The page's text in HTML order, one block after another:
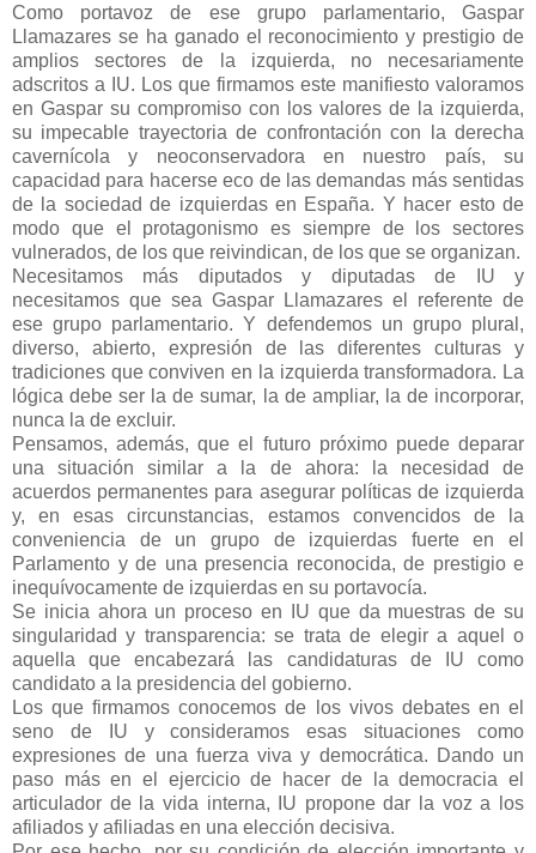
Como portavoz de ese grupo parlamentario, Gaspar
Llamazares se ha ganado el reconocimiento y prestigio de
amplios sectores de la izquierda, no necesariamente
adscritos a IU. Los que firmamos este manifiesto valoramos
en Gaspar su compromiso con los valores de la izquierda,
su impecable trayectoria de confrontación con la derecha
cavernícola y neoconservadora en nuestro país, su
capacidad para hacerse eco de las demandas más sentidas
de la sociedad de izquierdas en España. Y hacer esto de
modo que el protagonismo es siempre de los sectores
vulnerados, de los que reivindican, de los que se organizan.
Necesitamos más diputados y diputadas de IU y
necesitamos que sea Gaspar Llamazares el referente de
ese grupo parlamentario. Y defendemos un grupo plural,
diverso, abierto, expresión de las diferentes culturas y
tradiciones que conviven en la izquierda transformadora. La
lógica debe ser la de sumar, la de ampliar, la de incorporar,
nunca la de excluir.
Pensamos, además, que el futuro próximo puede deparar
una situación similar a la de ahora: la necesidad de
acuerdos permanentes para asegurar políticas de izquierda
y, en esas circunstancias, estamos convencidos de la
conveniencia de un grupo de izquierdas fuerte en el
Parlamento y de una presencia reconocida, de prestigio e
inequívocamente de izquierdas en su portavocía.
Se inicia ahora un proceso en IU que da muestras de su
singularidad y transparencia: se trata de elegir a aquel o
aquella que encabezará las candidaturas de IU como
candidato a la presidencia del gobierno.
Los que firmamos conocemos de los vivos debates en el
seno de IU y consideramos esas situaciones como
expresiones de una fuerza viva y democrática. Dando un
paso más en el ejercicio de hacer de la democracia el
articulador de la vida interna, IU propone dar la voz a los
afiliados y afiliadas en una elección decisiva.